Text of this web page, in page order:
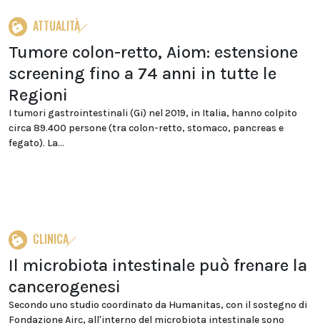
ATTUALITÀ
Tumore colon-retto, Aiom: estensione
screening fino a 74 anni in tutte le
Regioni
I tumori gastrointestinali (Gi) nel 2019, in Italia, hanno colpito
circa 89.400 persone (tra colon-retto, stomaco, pancreas e
fegato). La...
CLINICA
Il microbiota intestinale può frenare la
cancerogenesi
Secondo uno studio coordinato da Humanitas, con il sostegno di
Fondazione Airc, all'interno del microbiota intestinale sono